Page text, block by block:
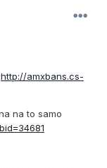
http://amxbans.cs-
na to samo